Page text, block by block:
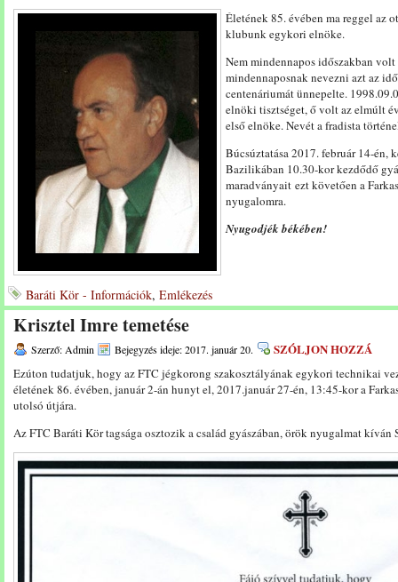
Életének 85. évében ma reggel az
klubunk egykori elnöke.
Nem mindennapos időszakban
mindennaposnak nevezni azt az
centenáriumát ünnepelte.
elnöki tisztséget, ő volt az elmúlt
első elnöke. Nevét a fradista
Búcsúztatása 2017. február 14-én,
Bazilikában 10.30-kor kezdődő
maradványait ezt követően a
nyugalomra.
Nyugodjék békében!
Baráti Kör - Információk, Emlékezés
Krisztel Imre temetése
Szerző: Admin Bejegyzés ideje: 2017. január 20. SZÓLJON HOZZÁ
Ezúton tudatjuk, hogy az FTC jégkorong szakosztályának egykori technikai
életének 86. évében, január 2-án hunyt el, 2017.január 27-én, 13:45-kor a
utolsó útjára.
Az FTC Baráti Kör tagsága osztozik a család gyászában, örök nyugalmat kíván